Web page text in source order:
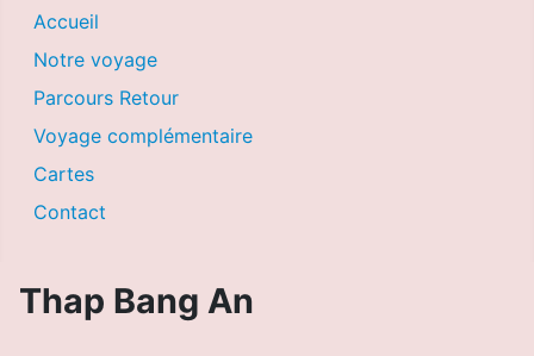
Accueil
Notre voyage
Parcours Retour
Voyage complémentaire
Cartes
Contact
Thap Bang An